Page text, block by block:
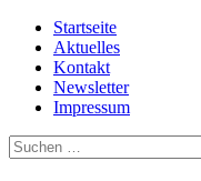
Startseite
Aktuelles
Kontakt
Newsletter
Impressum
Suchen
nach: